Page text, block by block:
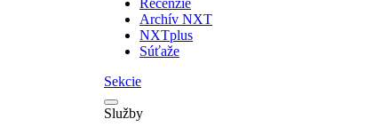
Recenzie
Archív NXT
NXTplus
Súťaže
Sekcie
Služby